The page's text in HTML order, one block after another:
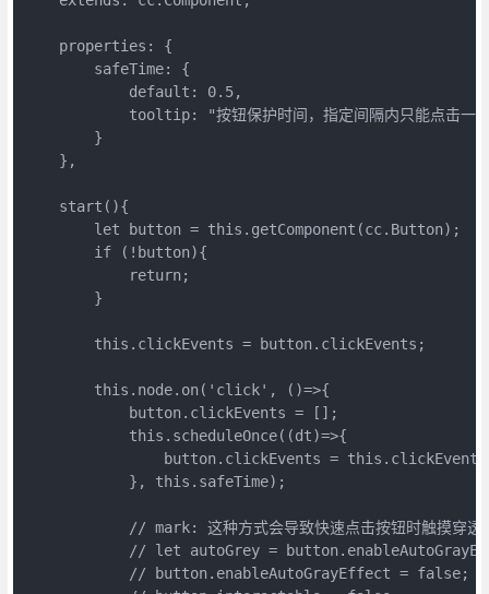
    properties: {
        safeTime: {
            default: 0.5,
tooltip: "按钮保护时间，指定间隔内只能点击一
        }
    },
    start(){
        let button = this.getComponent(cc.Button);
        if (!button){
            return;
        }
        this.clickEvents = button.clickEvents;
        this.node.on('click', ()=>{
            button.clickEvents = [];
            this.scheduleOnce((dt)=>{
button.clickEvents =
            }, this.safeTime);
// mark: 这种方式会导致快速点击按钮时触摸穿透
// let autoGrey =
            // button.enableAutoGrayEffect = false;